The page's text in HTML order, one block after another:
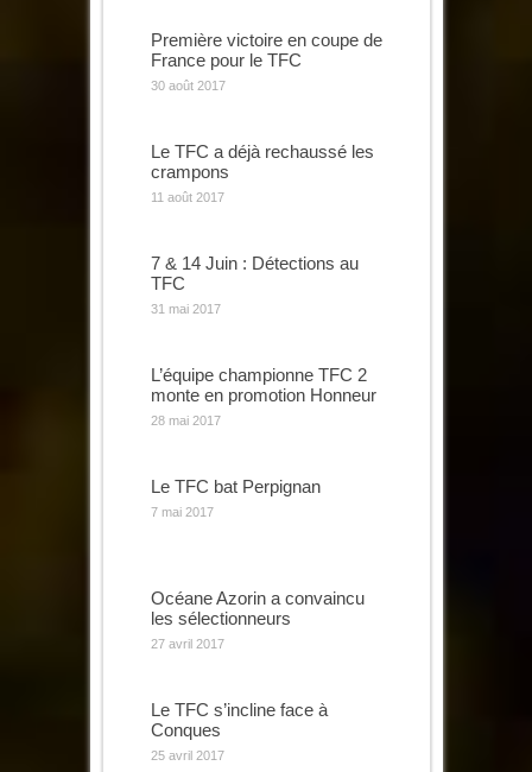
Première victoire en coupe de
France pour le TFC
30 août 2017
Le TFC a déjà rechaussé les
crampons
11 août 2017
7 & 14 Juin : Détections au
TFC
31 mai 2017
L’équipe championne TFC 2
monte en promotion Honneur
28 mai 2017
Le TFC bat Perpignan
7 mai 2017
Océane Azorin a convaincu
les sélectionneurs
27 avril 2017
Le TFC s’incline face à
Conques
25 avril 2017